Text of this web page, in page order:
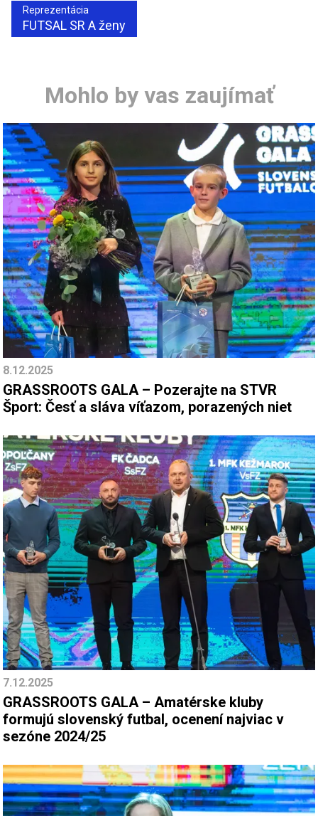
Reprezentácia
FUTSAL SR A ženy
Mohlo by vas zaujímať
8.12.2025
GRASSROOTS GALA – Pozerajte na STVR
Šport: Česť a sláva víťazom, porazených niet
7.12.2025
GRASSROOTS GALA – Amatérske kluby
formujú slovenský futbal, ocenení najviac v
sezóne 2024/25